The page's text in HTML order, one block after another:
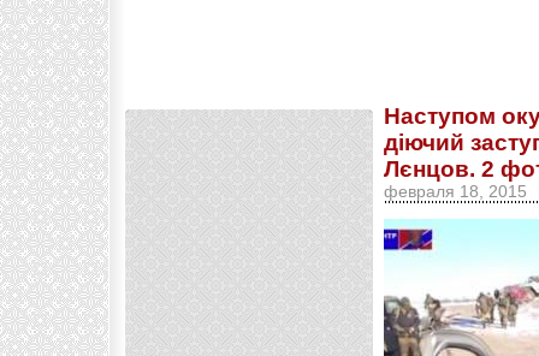
Наступом
діючий
Лєнцов. 2
февраля 18, 2015